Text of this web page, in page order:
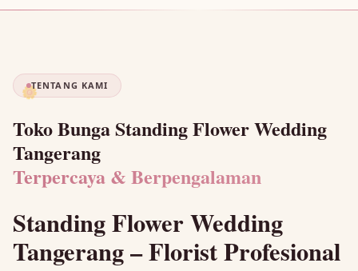
🌼
TENTANG KAMI
Toko Bunga Standing Flower Wedding
Tangerang
Terpercaya & Berpengalaman
Standing Flower Wedding
Tangerang – Florist Profesional